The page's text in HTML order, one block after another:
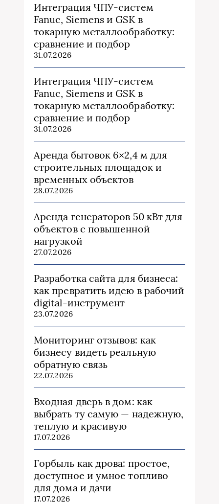
Интеграция ЧПУ-систем
Fanuc, Siemens и GSK в
токарную металлообработку:
сравнение и подбор
31.07.2026
Интеграция ЧПУ-систем
Fanuc, Siemens и GSK в
токарную металлообработку:
сравнение и подбор
31.07.2026
Аренда бытовок 6×2,4 м для
строительных площадок и
временных объектов
28.07.2026
Аренда генераторов 50 кВт для
объектов с повышенной
нагрузкой
27.07.2026
Разработка сайта для бизнеса:
как превратить идею в рабочий
digital-инструмент
23.07.2026
Мониторинг отзывов: как
бизнесу видеть реальную
обратную связь
22.07.2026
Входная дверь в дом: как
выбрать ту самую — надежную,
теплую и красивую
17.07.2026
Горбыль как дрова: простое,
доступное и умное топливо
для дома и дачи
17.07.2026